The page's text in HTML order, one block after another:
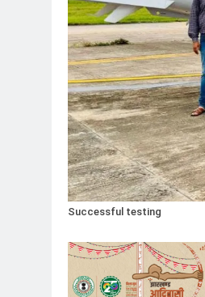
Successful testing